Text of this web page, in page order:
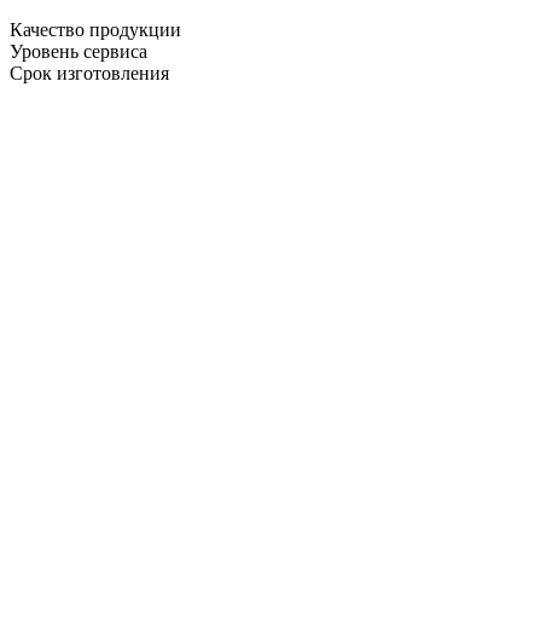
Качество продукции
Уровень сервиса
Срок изготовления